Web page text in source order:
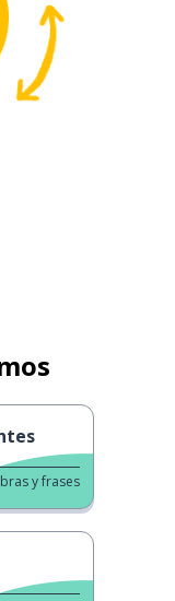
y frases